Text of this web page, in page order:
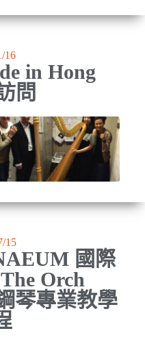
16
in Hong
問
15
國際
Orch
琴專業教學